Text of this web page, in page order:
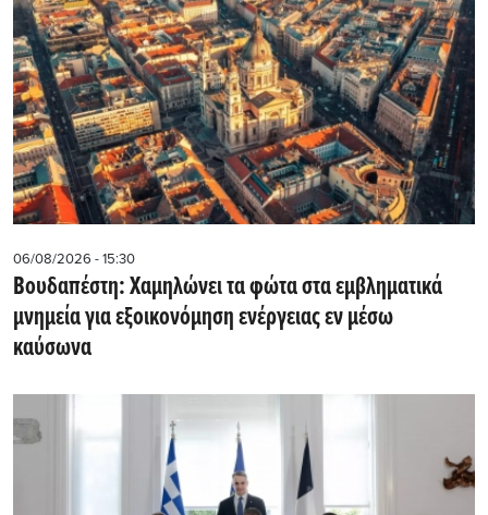
06/08/2026 - 15:30
Βουδαπέστη: Χαμηλώνει τα φώτα στα εμβληματικά
μνημεία για εξοικονόμηση ενέργειας εν μέσω
καύσωνα